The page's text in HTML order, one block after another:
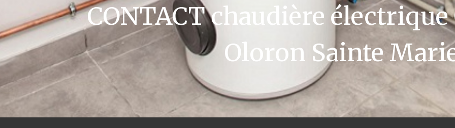
CONTACT chaudière
Oloron Sainte